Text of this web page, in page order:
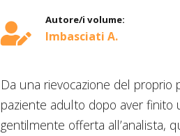
Autore/i volume:
Imbasciati A.
Da una rievocazione del
paziente adulto dopo aver finito
gentilmente offerta all’analista,